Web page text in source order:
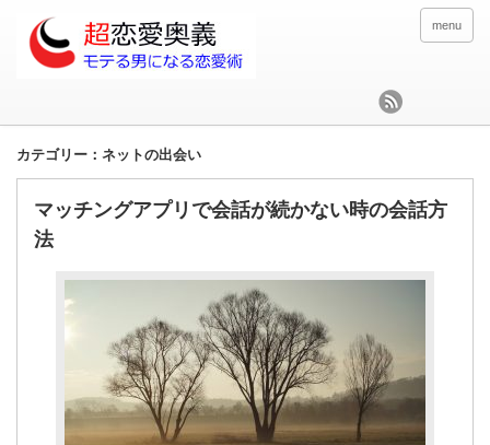
menu
カテゴリー：ネットの出会い
マッチングアプリで会話が続かない時の会話方
法